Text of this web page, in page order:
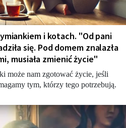
i kotach. "Od pani
się. Pod domem znalazła
musiała zmienić życie"
może nam zgotować życie, jeśli
tym, którzy tego potrzebują.